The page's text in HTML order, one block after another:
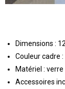
Dimensions :
Couleur cadre
Matériel :
Accessoires